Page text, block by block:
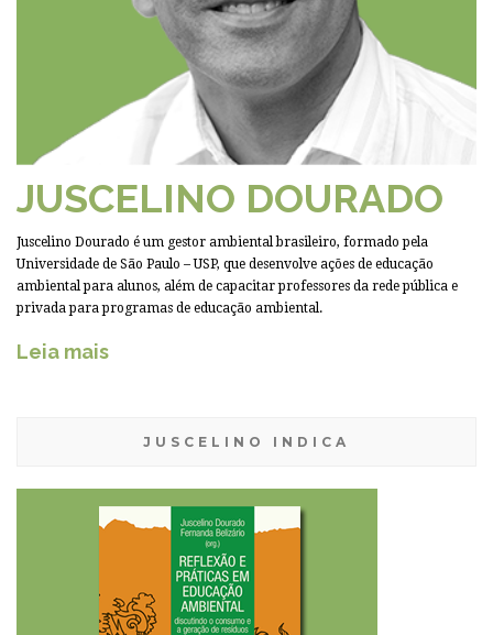
JUSCELINO DOURADO
Juscelino Dourado é um gestor ambiental brasileiro, formado pela
Universidade de São Paulo – USP, que desenvolve ações de educação
ambiental para alunos, além de capacitar professores da rede pública e
privada para programas de educação ambiental.
Leia mais
JUSCELINO INDICA